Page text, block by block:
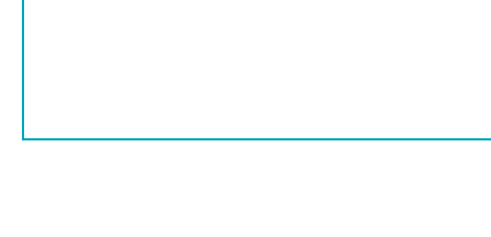
Diálogos de pesquisas sobre crianças e infâncias. Niterói: